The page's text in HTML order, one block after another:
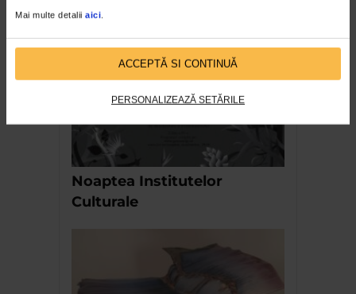
Mai multe detalii aici
ACCEPTĂ SI CONTINUĂ
PERSONALIZEAZĂ SETĂRILE
Noaptea Institutelor
Culturale